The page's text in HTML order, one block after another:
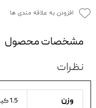
افزودن به علاقه مندی ها
مشخصات محصول
نظرات
وزن 1.5 کیلوگرم